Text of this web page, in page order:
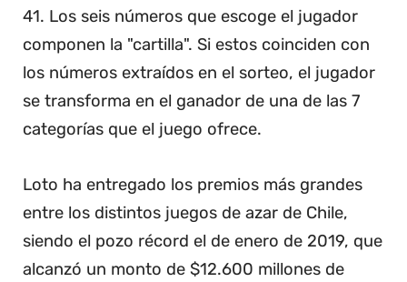
41. Los seis números que escoge el jugador
componen la "cartilla". Si estos coinciden con
los números extraídos en el sorteo, el jugador
se transforma en el ganador de una de las 7
categorías que el juego ofrece.
Loto ha entregado los premios más grandes
entre los distintos juegos de azar de Chile,
siendo el pozo récord el de enero de 2019, que
alcanzó un monto de $12.600 millones de